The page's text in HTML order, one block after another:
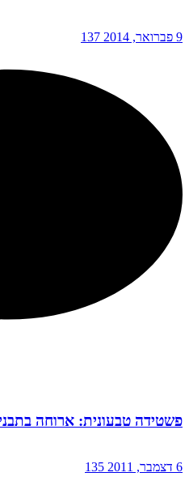
9 פברואר, 2014 137
פשטידה טבעונית: ארוחה
6 דצמבר, 2011 135